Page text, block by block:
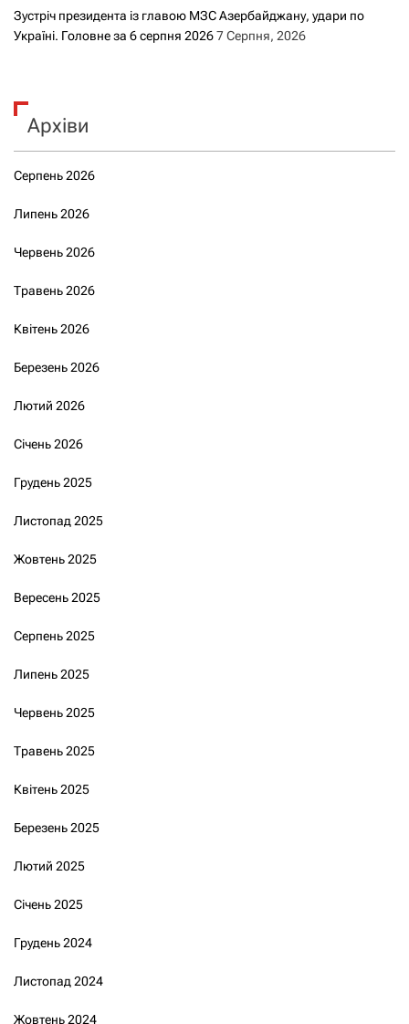
Зустріч президента із главою МЗС Азербайджану, удари по
Україні. Головне за 6 серпня 20267 Серпня, 2026
Архіви
Серпень 2026
Липень 2026
Червень 2026
Травень 2026
Квітень 2026
Березень 2026
Лютий 2026
Січень 2026
Грудень 2025
Листопад 2025
Жовтень 2025
Вересень 2025
Серпень 2025
Липень 2025
Червень 2025
Травень 2025
Квітень 2025
Березень 2025
Лютий 2025
Січень 2025
Грудень 2024
Листопад 2024
Жовтень 2024